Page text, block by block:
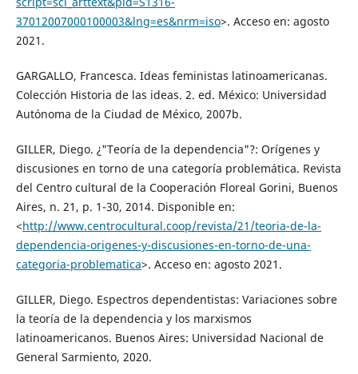
37012007000100003&lng=es&nrm=iso>. Acceso en: agosto
2021.
GARGALLO, Francesca. Ideas feministas latinoamericanas.
Colección Historia de las ideas. 2. ed. México: Universidad
Autónoma de la Ciudad de México, 2007b.
GILLER, Diego. ¿"Teoría de la dependencia"?: Orígenes y
discusiones en torno de una categoría problemática. Revista
del Centro cultural de la Cooperación Floreal Gorini, Buenos
Aires, n. 21, p. 1-30, 2014. Disponible en:
<http://www.centrocultural.coop/revista/21/teoria-de-la-
dependencia-origenes-y-discusiones-en-torno-de-una-
categoria-problematica>. Acceso en: agosto 2021.
GILLER, Diego. Espectros dependentistas: Variaciones sobre
la teoría de la dependencia y los marxismos
latinoamericanos. Buenos Aires: Universidad Nacional de
General Sarmiento, 2020.